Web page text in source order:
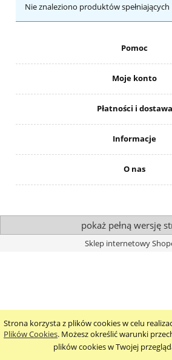
Strona korzysta z plików cookies w celu
Plików Cookies. Możesz określić warunki
plików cookies w Twojej
Nie znaleziono produktów
Pomoc
Moje konto
Płatności i dostawa
Informacje
O nas
pokaż pełną wersję
Sklep internetowy